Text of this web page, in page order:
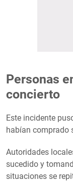
Personas
concierto
Este incidente
habían comprado
Autoridades
sucedido y
situaciones se